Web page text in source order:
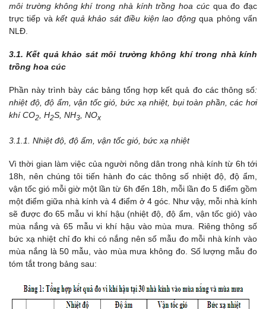
môi trường không khí trong nhà kính trồng hoa cúc qua đo đạc
trực tiếp vàkết quả khảo sát điều kiện lao độngqua phỏng vấn
NLĐ.
3.1. Kết quả khảo sát môi trường không khí trong nhà kính
trồng hoa cúc
Phần này trình bày các bảng tổng hợp kết quả đo các thông số:
nhiệt độ, độ ẩm, vận tốc gió, bức xạ nhiệt, bụi toàn phần, các hơi
khí CO2 , H2S, NH3 , NOx
3.1.1. Nhiệt độ, độ ẩm, vận tốc gió, bức xạ nhiệt
Vì thời gian làm việc của người nông dân trong nhà kính từ 6h tới
18h, nên chúng tôi tiến hành đo các thông số nhiệt độ, độ ẩm,
vận tốc gió mỗi giờ một lần từ 6h đến 18h, mỗi lần đo 5 điểm gồm
một điểm giữa nhà kính và 4 điểm ở 4 góc. Như vậy, mỗi nhà kính
sẽ được đo 65 mẫu vi khí hậu (nhiệt độ, độ ẩm, vận tốc gió) vào
mùa nắng và 65 mẫu vi khí hậu vào mùa mưa. Riêng thông số
bức xạ nhiệt chỉ đo khi có nắng nên số mẫu đo mỗi nhà kính vào
mùa nắng là 50 mẫu, vào mùa mưa không đo. Số lượng mẫu đo
tóm tắt trong bảng sau: